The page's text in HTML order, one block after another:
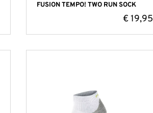
FUSION TEMPO! TWO RUN SOCK
€19,95